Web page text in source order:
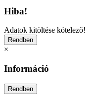
Hiba!
Adatok kitöltése kötelező!
×
Információ